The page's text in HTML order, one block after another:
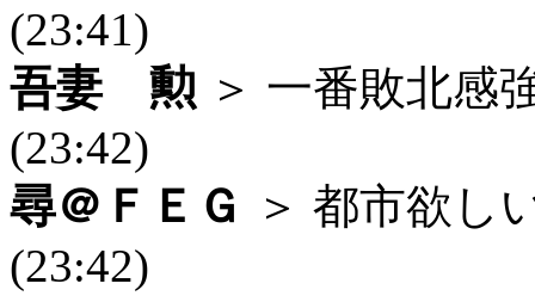
(23:41)
吾妻 勲 ＞ 一番敗北感
(23:42)
尋＠ＦＥＧ
＞ 都市欲し
(23:42)